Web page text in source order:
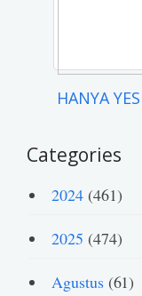
HANYA
Categories
2024(461)
2025 (474)
Agustus(61)